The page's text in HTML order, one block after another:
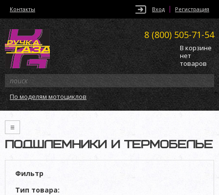
Вход Регистрация
Контакты
8 (800) 505-71-54
В корзине
нет
товаров
По моделям мотоциклов
≡
ПОДШЛЕМНИКИ И ТЕРМОБЕЛЬЕ
Фильтр
Тип товара: